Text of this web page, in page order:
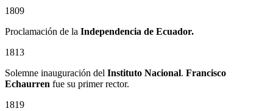
1809
Proclamación de la Independencia de Ecuador.
1813
Solemne inauguración del Instituto Nacional. Francisco
Echaurren fue su primer rector.
1819